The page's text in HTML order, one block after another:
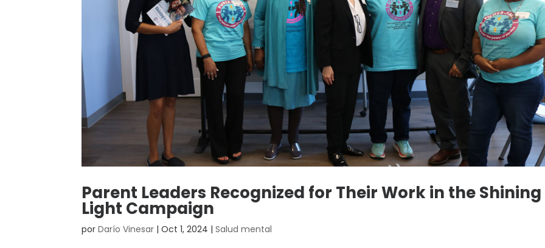
Parent Leaders Recognized for Their Work in the Shining
Light Campaign
porDarío Vinesar |Oct 1, 2024 |Salud mental